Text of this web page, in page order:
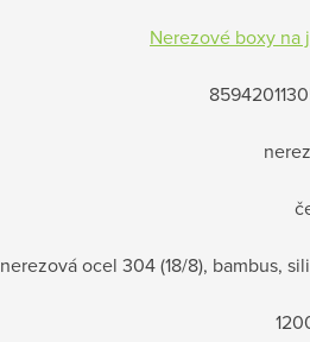
Nerezové boxy na
nerezová ocel 304 (18/8), bambus,